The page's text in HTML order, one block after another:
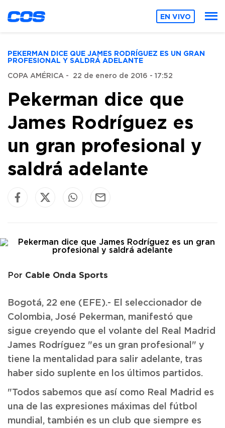
EN VIVO
PEKERMAN DICE QUE JAMES RODRÍGUEZ ES UN GRAN
PROFESIONAL Y SALDRÁ ADELANTE
COPA AMÉRICA - 22 de enero de 2016 - 17:52
Pekerman dice que
James Rodríguez es
un gran profesional y
saldrá adelante
Por Cable Onda Sports
Bogotá, 22 ene (EFE).- El seleccionador de
Colombia, José Pekerman, manifestó que
sigue creyendo que el volante del Real Madrid
James Rodríguez "es un gran profesional" y
tiene la mentalidad para salir adelante, tras
haber sido suplente en los últimos partidos.
"Todos sabemos que así como Real Madrid es
una de las expresiones máximas del fútbol
mundial, también es un club que siempre es